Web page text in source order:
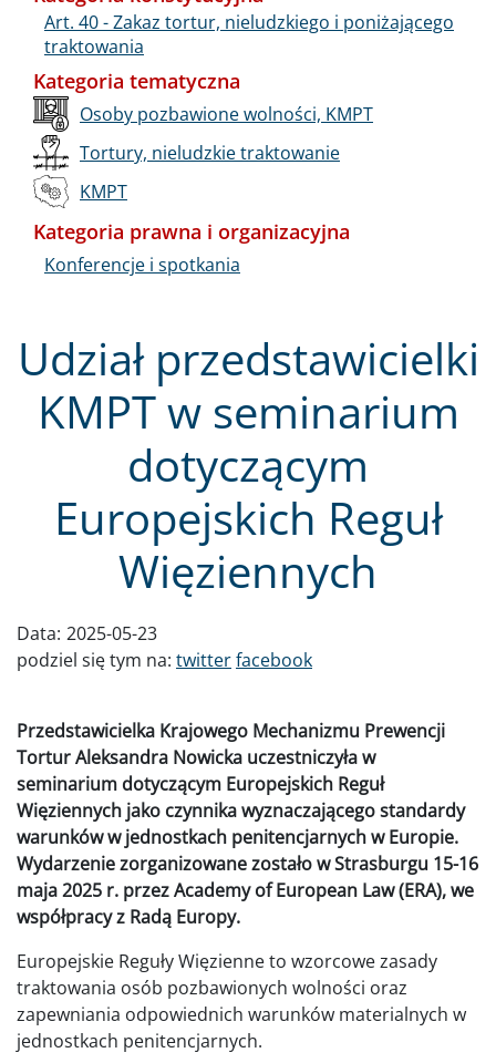
Udział przedstawicielki
KMPT w seminarium
dotyczącym
Europejskich Reguł
Więziennych
Data: 2025-05-23
podziel się tym na: twitterfacebook
Przedstawicielka Krajowego Mechanizmu Prewencji
Tortur Aleksandra Nowicka uczestniczyła w
seminarium dotyczącym Europejskich Reguł
Więziennych jako czynnika wyznaczającego standardy
warunków w jednostkach penitencjarnych w Europie.
Wydarzenie zorganizowane zostało w Strasburgu 15-16
maja 2025 r. przez Academy of European Law (ERA), we
współpracy z Radą Europy.
Europejskie Reguły Więzienne to wzorcowe zasady
traktowania osób pozbawionych wolności oraz
zapewniania odpowiednich warunków materialnych w
jednostkach penitencjarnych.
Art. 40 - Zakaz tortur, nieludzkiego i poniżającego
traktowania
Kategoria tematyczna
Osoby pozbawione wolności, KMPT
Tortury, nieludzkie traktowanie
KMPT
Kategoria prawna i organizacyjna
Konferencje i spotkania